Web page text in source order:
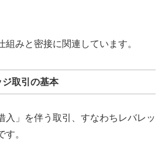
組みと密接に関連しています。
取引の基本
入」を伴う取引、すなわちレバレッ
す。